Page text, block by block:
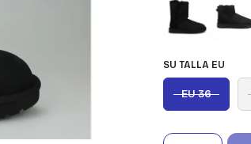
SU TALLA EU
EU 36